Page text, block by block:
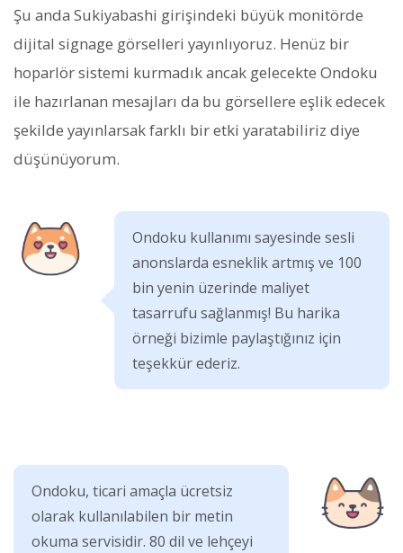
Şu anda Sukiyabashi girişindeki büyük monitörde
dijital signage görselleri yayınlıyoruz. Henüz bir
hoparlör sistemi kurmadık ancak gelecekte Ondoku
ile hazırlanan mesajları da bu görsellere eşlik edecek
şekilde yayınlarsak farklı bir etki yaratabiliriz diye
düşünüyorum.
Ondoku kullanımı sayesinde sesli
anonslarda esneklik artmış ve 100
bin yenin üzerinde maliyet
tasarrufu sağlanmış! Bu harika
örneği bizimle paylaştığınız için
teşekkür ederiz.
Ondoku, ticari amaçla ücretsiz
olarak kullanılabilen bir metin
okuma servisidir. 80 dil ve lehçeyi